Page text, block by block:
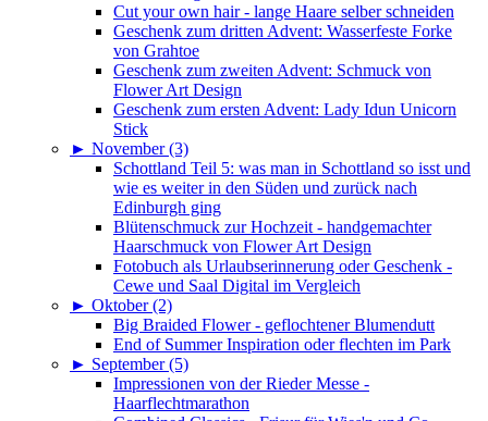
Cut your own hair - lange Haare selber schneiden
Geschenk zum dritten Advent: Wasserfeste Forke
von Grahtoe
Geschenk zum zweiten Advent: Schmuck von
Flower Art Design
Geschenk zum ersten Advent: Lady Idun Unicorn
Stick
► November (3)
Schottland Teil 5: was man in Schottland so isst und
wie es weiter in den Süden und zurück nach
Edinburgh ging
Blütenschmuck zur Hochzeit - handgemachter
Haarschmuck von Flower Art Design
Fotobuch als Urlaubserinnerung oder Geschenk -
Cewe und Saal Digital im Vergleich
► Oktober (2)
Big Braided Flower - geflochtener Blumendutt
End of Summer Inspiration oder flechten im Park
► September (5)
Impressionen von der Rieder Messe -
Haarflechtmarathon